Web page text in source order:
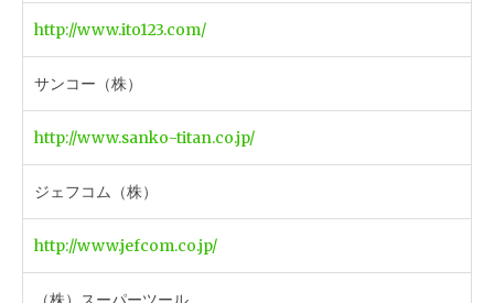
http://www.ito123.com/
サンコー（株）
http://www.sanko-titan.co.jp/
ジェフコム（株）
http://www.jefcom.co.jp/